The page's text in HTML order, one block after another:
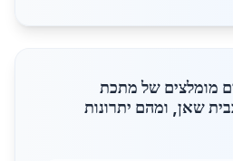
מומלצים של מתכת
שאן, ומהם יתרונות